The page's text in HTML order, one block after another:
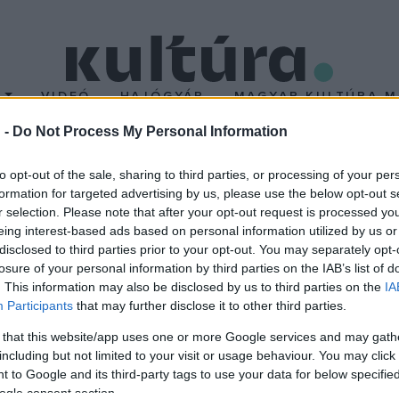
- Do Not Process My Personal Information
opt-out of the sale, sharing to third parties, or processing of your
for targeted advertising by us, please use the below opt-out
selection. Please note that after your opt-out request is processed
interest-based ads based on personal information utilized by us
to third parties prior to your opt-out. You may separately
of your personal information by third parties on the IAB’s list of
This information may also be disclosed by us to third parties on the
Participants that may further disclose it to other third parties.
that this website/app uses one or more Google services and may
but not limited to your visit or usage behaviour. You may
to Google and its third-party tags to use your data for below
consent section.
VIDEÓ HAJÓGYÁR MAGYAR KULTÚRA
vállal
a műben korábban Gabriele Adorno szerepét játszotta. A
is előadják majd. A 66 éves spanyol művész édesapja
ben a Mexikói Nemzeti Operához szerződött, tenorra váltott.
York-i Metropolitan Operában